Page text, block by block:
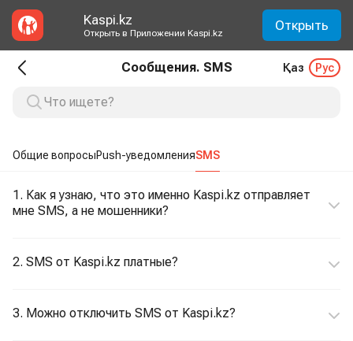
Kaspi.kz
Открыть в Приложении Kaspi.kz Открыть
Сообщения. SMS Қаз Рус
Общие вопросыPush-уведомленияSMS
1. Как я узнаю, что это именно Kaspi.kz отправляет
мне SMS, а не мошенники?
2. SMS от Kaspi.kz платные?
3. Можно отключить SMS от Kaspi.kz?